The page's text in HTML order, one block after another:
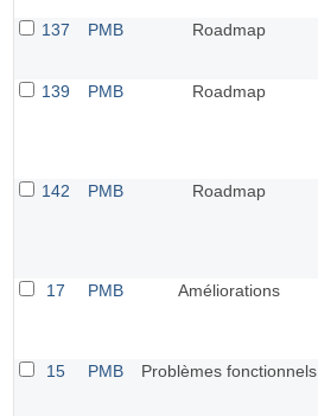
137 PMB Roadmap
139 PMB Roadmap
142 PMB Roadmap
17 PMB Améliorations
15 PMB Problèmes fonctionnels